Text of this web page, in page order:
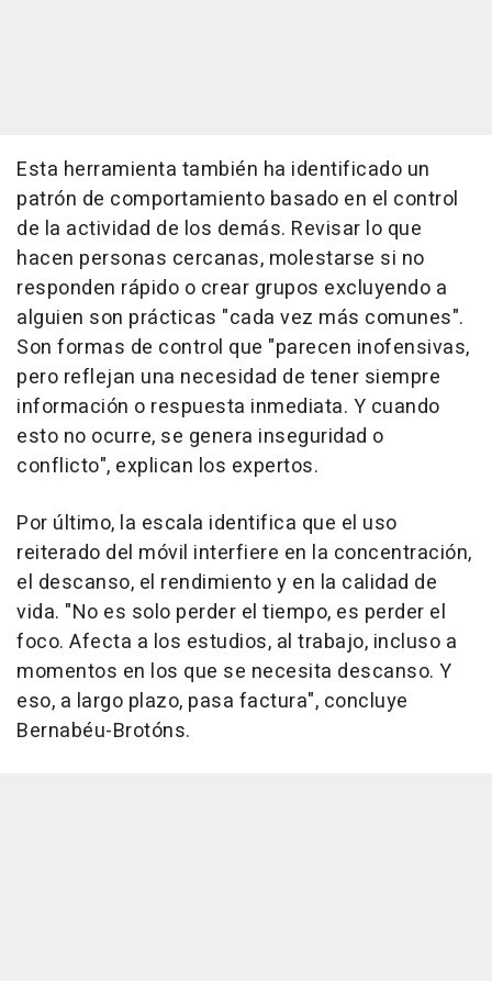
Esta herramienta también ha identificado un
patrón de comportamiento basado en el control
de la actividad de los demás. Revisar lo que
hacen personas cercanas, molestarse si no
responden rápido o crear grupos excluyendo a
alguien son prácticas "cada vez más comunes".
Son formas de control que "parecen inofensivas,
pero reflejan una necesidad de tener siempre
información o respuesta inmediata. Y cuando
esto no ocurre, se genera inseguridad o
conflicto", explican los expertos.
Por último, la escala identifica que el uso
reiterado del móvil interfiere en la concentración,
el descanso, el rendimiento y en la calidad de
vida. "No es solo perder el tiempo, es perder el
foco. Afecta a los estudios, al trabajo, incluso a
momentos en los que se necesita descanso. Y
eso, a largo plazo, pasa factura", concluye
Bernabéu-Brotóns.